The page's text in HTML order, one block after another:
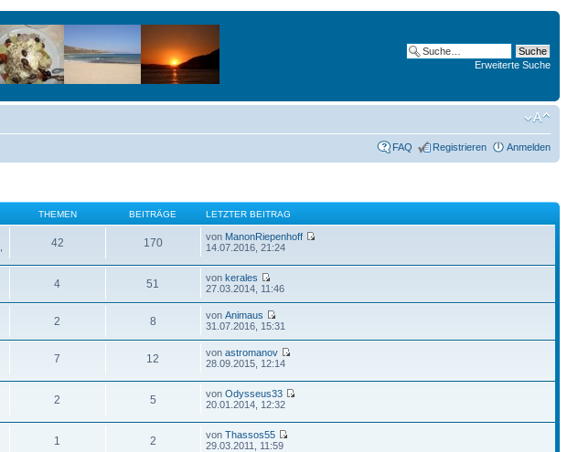
Erweiterte Suche
FAQ Registrieren Anmelden
THEMEN BEITRÄGE LETZTER BEITRAG
42 170 von ManonRiepenhoff
14.07.2016, 21:24
4 51 vonkerales
27.03.2014, 11:46
2 8 vonAnimaus
31.07.2016, 15:31
7 12 vonastromanov
28.09.2015, 12:14
2 5 vonOdysseus33
20.01.2014, 12:32
1 2 vonThassos55
29.03.2011, 11:59